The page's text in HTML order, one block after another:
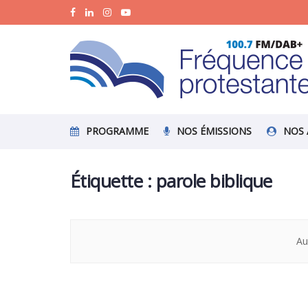
PROGRAMME NOS ÉMISSIONS NOS
Étiquette : parole biblique